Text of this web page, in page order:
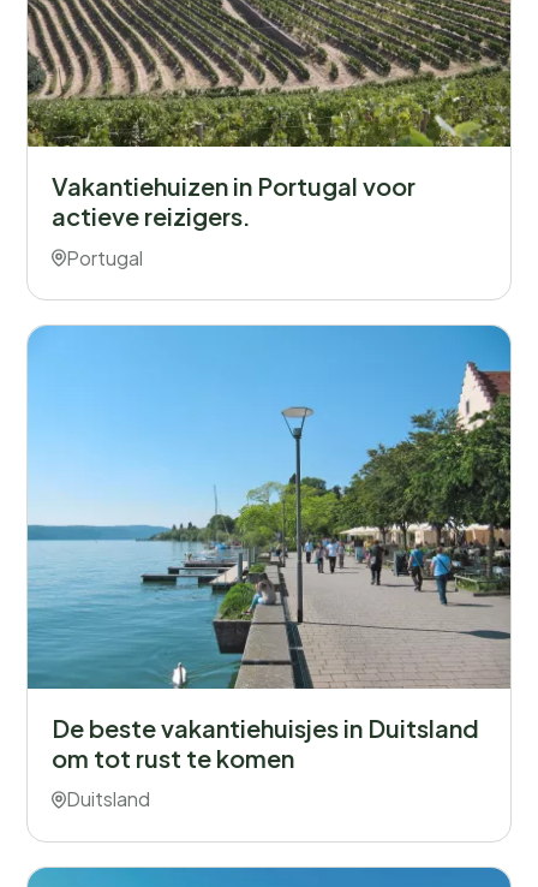
Vakantiehuizen in Portugal voor
actieve reizigers.
Portugal
De beste vakantiehuisjes in Duitsland
om tot rust te komen
Duitsland